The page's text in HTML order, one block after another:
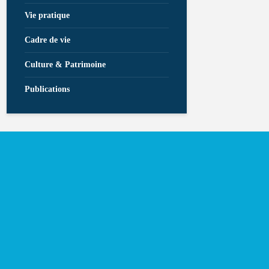
Vie pratique
Cadre de vie
Culture & Patrimoine
Publications